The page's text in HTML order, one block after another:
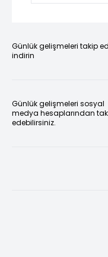
Günlük gelişmeleri takip
indirin
Günlük gelişmeleri sosyal
medya hesaplarından
edebilirsiniz.